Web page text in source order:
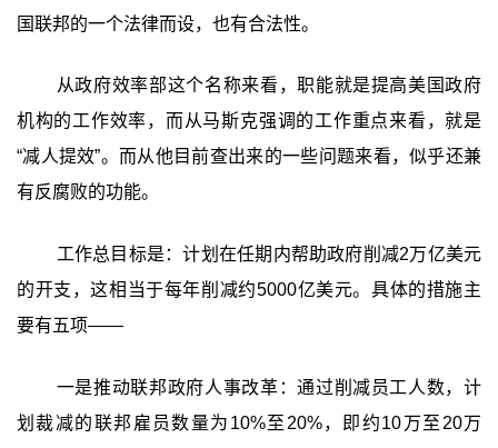
国联邦的一个法律而设，也有合法性。
从政府效率部这个名称来看，职能就是提高美国政府
机构的工作效率，而从马斯克强调的工作重点来看，就是
“减人提效”。而从他目前查出来的一些问题来看，似乎还兼
有反腐败的功能。
工作总目标是：计划在任期内帮助政府削减2万亿美元
的开支，这相当于每年削减约5000亿美元。具体的措施主
要有五项——
一是推动联邦政府人事改革：通过削减员工人数，计
划裁减的联邦雇员数量为10%至20%，即约10万至20万